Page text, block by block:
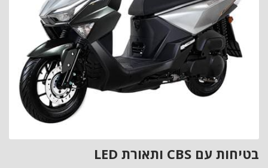
בטיחות עם CBS ותאורת LED